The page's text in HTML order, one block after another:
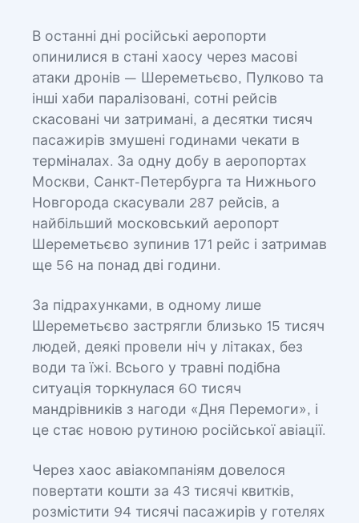
В останні дні російські аеропорти
опинилися в стані хаосу через масові
атаки дронів — Шереметьєво, Пулково та
інші хаби паралізовані, сотні рейсів
скасовані чи затримані, а десятки тисяч
пасажирів змушені годинами чекати в
терміналах. За одну добу в аеропортах
Москви, Санкт-Петербурга та Нижнього
Новгорода скасували 287 рейсів, а
найбільший московський аеропорт
Шереметьєво зупинив 171 рейс і затримав
ще 56 на понад дві години.
За підрахунками, в одному лише
Шереметьєво застрягли близько 15 тисяч
людей, деякі провели ніч у літаках, без
води та їжі. Всього у травні подібна
ситуація торкнулася 60 тисяч
мандрівників з нагоди «Дня Перемоги», і
це стає новою рутиною російської авіації.
Через хаос авіакомпаніям довелося
повертати кошти за 43 тисячі квитків,
розмістити 94 тисячі пасажирів у готелях